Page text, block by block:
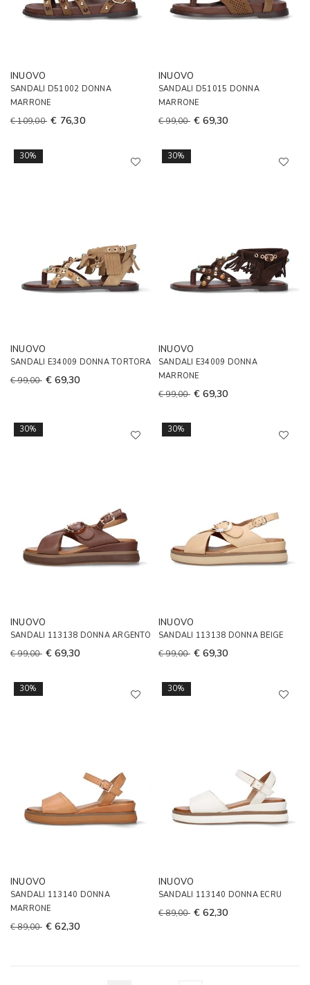
INUOVO
SANDALI D51002 DONNA
MARRONE
€ 109,00 € 76,30
INUOVO
SANDALI D51015 DONNA
MARRONE
€ 99,00 € 69,30
30%
INUOVO
SANDALI E34009 DONNA TORTORA
€ 99,00 € 69,30
30%
INUOVO
SANDALI E34009 DONNA
MARRONE
€ 99,00 € 69,30
30%
INUOVO
SANDALI 113138 DONNA ARGENTO
€ 99,00 € 69,30
30%
INUOVO
SANDALI 113138 DONNA BEIGE
€ 99,00 € 69,30
30%
INUOVO
SANDALI 113140 DONNA
MARRONE
€ 89,00 € 62,30
30%
INUOVO
SANDALI 113140 DONNA ECRU
€ 89,00 € 62,30